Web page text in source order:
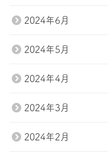
2024年6月
2024年5月
2024年4月
2024年3月
2024年2月